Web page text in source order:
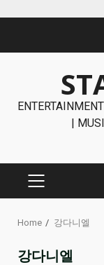
|
PRIMARY
Home 강다니엘
강다니엘